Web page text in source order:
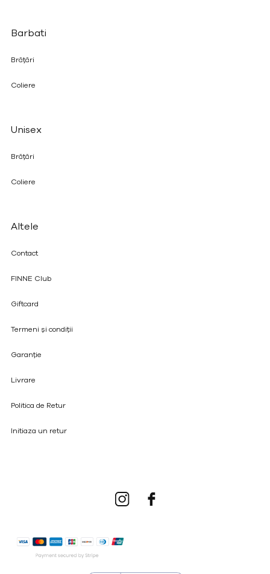
Barbati
Brățări
Coliere
Unisex
Brățări
Coliere
Altele
Contact
FINNE Club
Giftcard
Termeni și condiții
Garanție
Livrare
Politica de Retur
Initiaza un retur